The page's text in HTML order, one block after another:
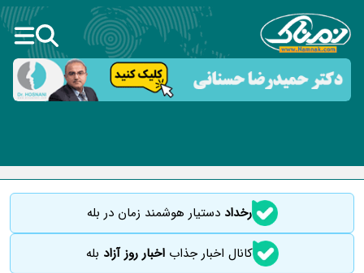
رخداددستیار هوشمند زمان در بله
کانال اخبار جذاباخبار روز آزاد بله